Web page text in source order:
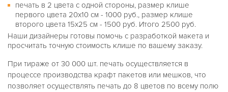
печать в 2 цвета с одной стороны, размер клише
первого цвета 20х10 см - 1000 руб., размер клише
второго цвета 15х25 см - 1500 руб. Итого 2500 руб.
Наши дизайнеры готовы помочь с разработкой макета и
просчитать точную стоимость клише по вашему заказу.
При тираже от 30 000 шт. печать осуществляется в
процессе производства крафт пакетов или мешков, что
позволяет осуществлять печать до 8 цветов по всему полю